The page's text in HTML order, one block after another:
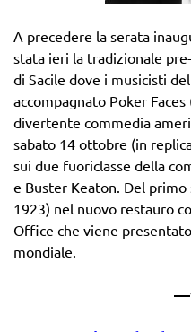
A precedere la serata
stata ieri la tradizionale
di Sacile dove i musicisti
accompagnato Poker
divertente commedia
sabato 14 ottobre (in
sui due fuoriclasse della
e Buster Keaton. Del
1923) nel nuovo restauro
Office che viene
mondiale.